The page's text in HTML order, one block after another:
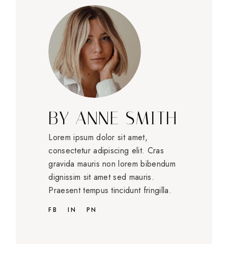
BY ANNE SMITH
Lorem ipsum dolor sit amet,
consectetur adipiscing elit. Cras
gravida mauris non lorem bibendum
dignissim sit amet sed mauris.
Praesent tempus tincidunt fringilla.
FB IN PN